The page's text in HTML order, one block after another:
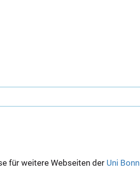
für weitere Webseiten der Uni Bonn